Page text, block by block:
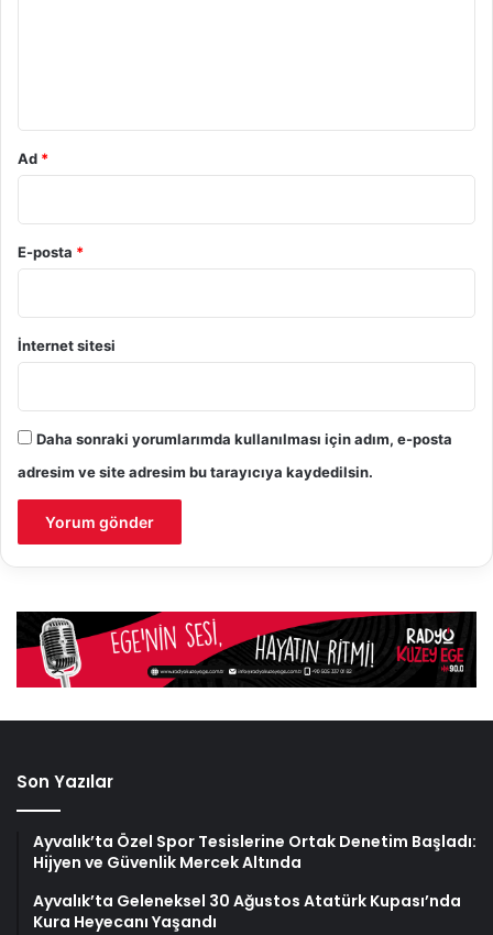
Ad *
E-posta *
İnternet sitesi
Daha sonraki yorumlarımda kullanılması için adım, e-posta
adresim ve site adresim bu tarayıcıya kaydedilsin.
Son Yazılar
Ayvalık’ta Özel Spor Tesislerine Ortak Denetim Başladı:
Hijyen ve Güvenlik Mercek Altında
Ayvalık’ta Geleneksel 30 Ağustos Atatürk Kupası’nda
Kura Heyecanı Yaşandı